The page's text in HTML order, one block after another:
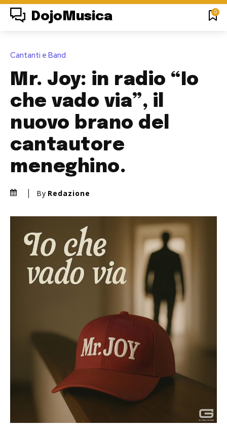
DojoMusica 0
Cantanti e Band
Mr. Joy: in radio “Io
che vado via”, il
nuovo brano del
cantautore
meneghino.
By Redazione